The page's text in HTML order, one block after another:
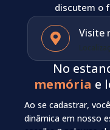
discutem o
 Visite
No
memória e
Ao se cadastrar,
dinâmica em nosso